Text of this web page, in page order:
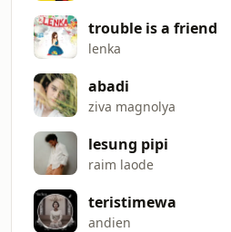
trouble is a friend
lenka
abadi
ziva magnolya
lesung pipi
raim laode
teristimewa
andien